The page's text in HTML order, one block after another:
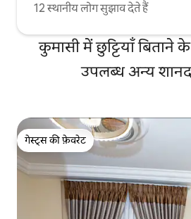
12 स्थानीय लोग सुझाव देते हैं
कुमासी में छुट्टियाँ बिताने
उपलब्ध अन्य
गेस्ट्स की फ़ेवरेट
गेस्ट्स की फ़ेवरेट